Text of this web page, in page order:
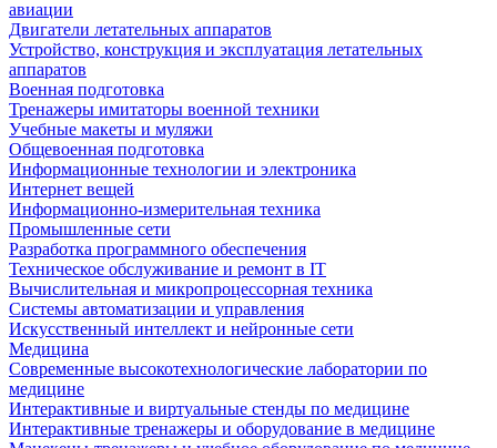
авиации
Двигатели летательных аппаратов
Устройство, конструкция и эксплуатация летательных
аппаратов
Военная подготовка
Тренажеры имитаторы военной техники
Учебные макеты и муляжи
Общевоенная подготовка
Информационные технологии и электроника
Интернет вещей
Информационно-измерительная техника
Промышленные сети
Разработка программного обеспечения
Техническое обслуживание и ремонт в IT
Вычислительная и микропроцессорная техника
Системы автоматизации и управления
Искусственный интеллект и нейронные сети
Медицина
Современные высокотехнологические лаборатории по
медицине
Интерактивные и виртуальные стенды по медицине
Интерактивные тренажеры и оборудование в медицине